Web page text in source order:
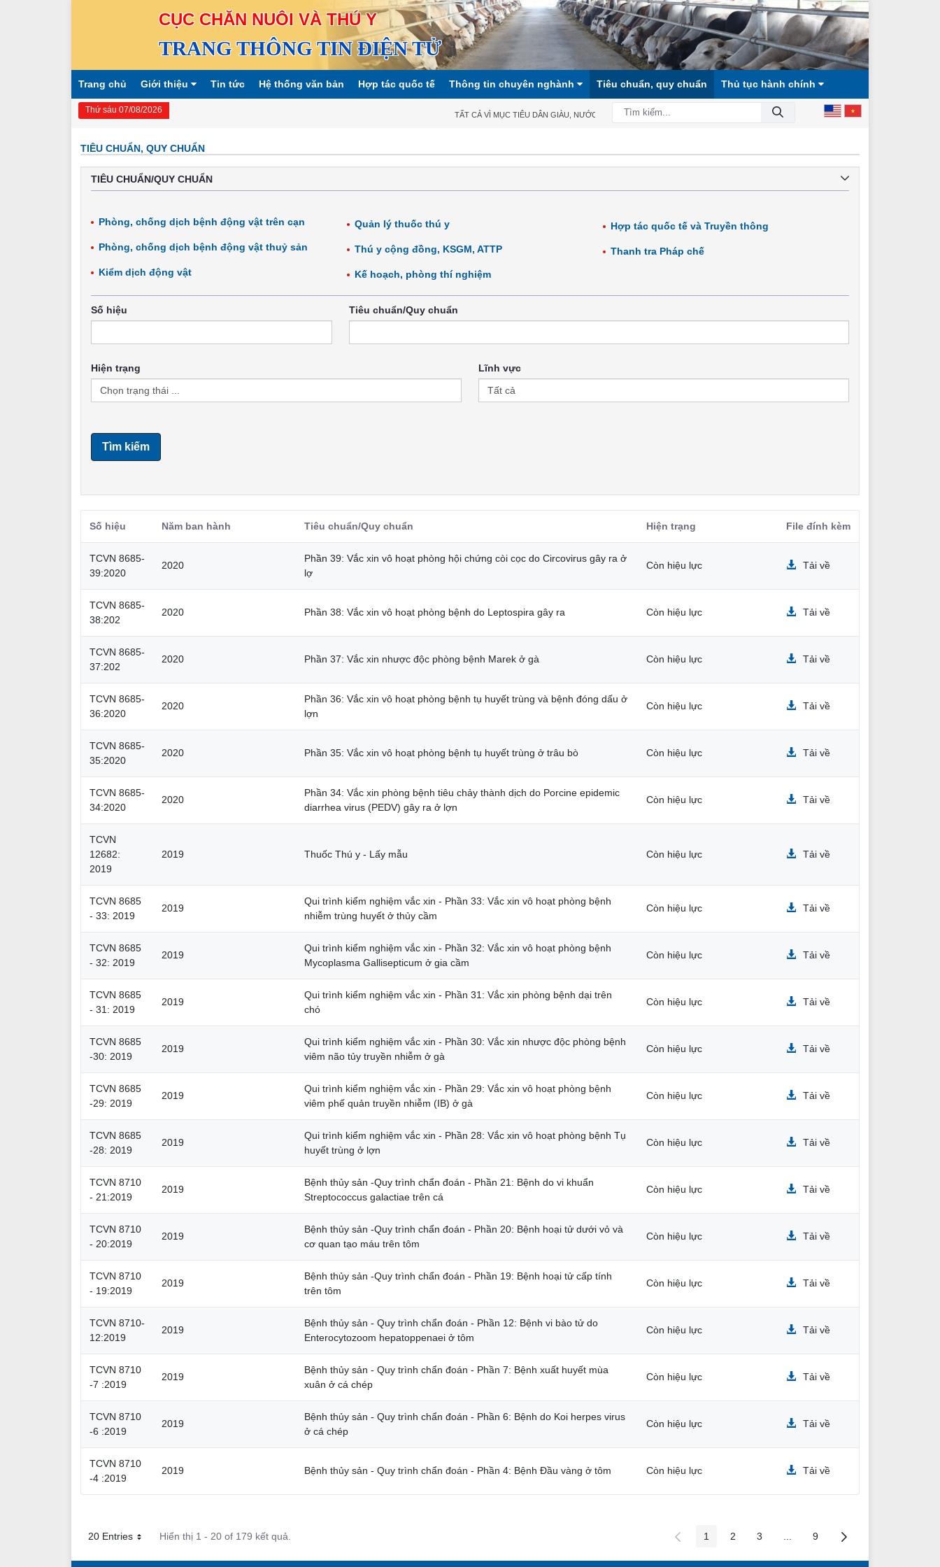
CỤC CHĂN NUÔI VÀ THÚ Y
TRANG THÔNG TIN ĐIỆN TỬ
Trang chủ Giới thiệu Tin tức Hệ thống văn bản Hợp tác quốc tế Thông tin chuyên nghành Tiêu chuẩn, quy chuẩn Thủ tục hành chính
Thứ sáu 07/08/2026 TẤT CẢ VÌ MỤC TIÊU DÂN GIÀU, NƯỚC MẠNH, XÃ HỘI CÔNG BẰNG, DÂN CHỦ, VĂN MINH!
TIÊU CHUẨN, QUY CHUẨN
TIÊU CHUẨN/QUY CHUẨN
Phòng, chống dịch bệnh động vật trên cạn
Phòng, chống dịch bệnh động vật thuỷ sản
Kiểm dịch động vật
Quản lý thuốc thú y
Thú y cộng đồng, KSGM, ATTP
Kế hoạch, phòng thí nghiệm
Hợp tác quốc tế và Truyền thông
Thanh tra Pháp chế
Số hiệu Tiêu chuẩn/Quy chuẩn
Hiện trạng Lĩnh vực
Tìm kiếm
Số hiệu Năm ban hành Tiêu chuẩn/Quy chuẩn Hiện trạng File đính kèm
TCVN 8685-
39:2020
2020
Phần 39: Vắc xin vô hoạt phòng hội chứng còi cọc do Circovirus gây ra ở
lợ
Còn hiệu lực Tải về
TCVN 8685-
38:202
2020 Phần 38: Vắc xin vô hoạt phòng bệnh do Leptospira gây ra Còn hiệu lực Tải về
TCVN 8685-
37:202
2020 Phần 37: Vắc xin nhược độc phòng bệnh Marek ở gà Còn hiệu lực Tải về
TCVN 8685-
36:2020
2020
Phần 36: Vắc xin vô hoạt phòng bệnh tụ huyết trùng và bệnh đóng dấu ở
lợn
Còn hiệu lực Tải về
TCVN 8685-
35:2020
2020 Phần 35: Vắc xin vô hoạt phòng bệnh tụ huyết trùng ở trâu bò Còn hiệu lực Tải về
TCVN 8685-
34:2020
2020
Phần 34: Vắc xin phòng bệnh tiêu chảy thành dịch do Porcine epidemic
diarrhea virus (PEDV) gây ra ở lợn
Còn hiệu lực Tải về
TCVN
12682:
2019
2019 Thuốc Thú y - Lấy mẫu Còn hiệu lực Tải về
TCVN 8685
- 33: 2019
2019
Qui trình kiểm nghiệm vắc xin - Phần 33: Vắc xin vô hoạt phòng bệnh
nhiễm trùng huyết ở thủy cầm
Còn hiệu lực Tải về
TCVN 8685
- 32: 2019
2019
Qui trình kiểm nghiệm vắc xin - Phần 32: Vắc xin vô hoạt phòng bệnh
Mycoplasma Gallisepticum ở gia cầm
Còn hiệu lực Tải về
TCVN 8685
- 31: 2019
2019
Qui trình kiểm nghiệm vắc xin - Phần 31: Vắc xin phòng bệnh dại trên
chó
Còn hiệu lực Tải về
TCVN 8685
-30: 2019
2019
Qui trình kiểm nghiệm vắc xin - Phần 30: Vắc xin nhược độc phòng bệnh
viêm não tủy truyền nhiễm ở gà
Còn hiệu lực Tải về
TCVN 8685
-29: 2019
2019
Qui trình kiểm nghiệm vắc xin - Phần 29: Vắc xin vô hoạt phòng bệnh
viêm phế quản truyền nhiễm (IB) ở gà
Còn hiệu lực Tải về
TCVN 8685
-28: 2019
2019
Qui trình kiểm nghiệm vắc xin - Phần 28: Vắc xin vô hoạt phòng bệnh Tụ
huyết trùng ở lợn
Còn hiệu lực Tải về
TCVN 8710
- 21:2019
2019
Bệnh thủy sản -Quy trình chẩn đoán - Phần 21: Bệnh do vi khuẩn
Streptococcus galactiae trên cá
Còn hiệu lực Tải về
TCVN 8710
- 20:2019
2019
Bệnh thủy sản -Quy trình chẩn đoán - Phần 20: Bệnh hoại tử dưới vỏ và
cơ quan tạo máu trên tôm
Còn hiệu lực Tải về
TCVN 8710
- 19:2019
2019
Bệnh thủy sản -Quy trình chẩn đoán - Phần 19: Bệnh hoại tử cấp tính
trên tôm
Còn hiệu lực Tải về
TCVN 8710-
12:2019
2019
Bệnh thủy sản - Quy trình chẩn đoán - Phần 12: Bệnh vi bào tử do
Enterocytozoom hepatoppenaei ở tôm
Còn hiệu lực Tải về
TCVN 8710
-7 :2019
2019
Bệnh thủy sản - Quy trình chẩn đoán - Phần 7: Bệnh xuất huyết mùa
xuân ở cá chép
Còn hiệu lực Tải về
TCVN 8710
-6 :2019
2019
Bệnh thủy sản - Quy trình chẩn đoán - Phần 6: Bệnh do Koi herpes virus
ở cá chép
Còn hiệu lực Tải về
TCVN 8710
-4 :2019
2019 Bệnh thủy sản - Quy trình chẩn đoán - Phần 4: Bệnh Đầu vàng ở tôm Còn hiệu lực Tải về
20 EntriesMỗi trang Hiển thị 1 - 20 of 179 kết quả. Các trang trên cổng
1 Các trang trên cổng
2 Các trang trên cổng
3 Các trang trung gian
Các trang trên cổng
9